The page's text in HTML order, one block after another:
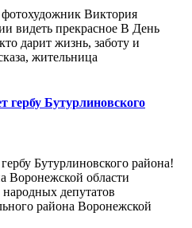
фотохудожник Виктория
видеть прекрасное В День
дарит жизнь, заботу и
жительница
гербу Бутурлиновского
Бутурлиновского района!
Воронежской области
депутатов
района Воронежской